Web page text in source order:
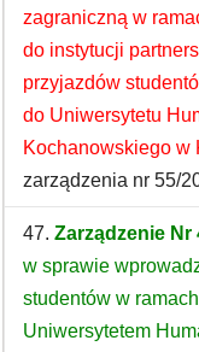
zagraniczną w
do instytucji
przyjazdów
do Uniwersytetu
Kochanowskiego w
zarządzenia nr 55/
47. Zarządzenie Nr
w sprawie
studentów w
Uniwersytetem